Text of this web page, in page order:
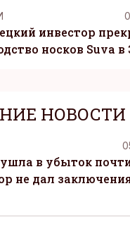
инвестор
носков Suva в
НОВОСТИ
в убыток
не дал